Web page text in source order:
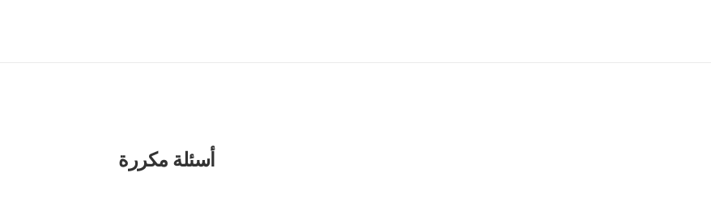
أسئلة مكررة